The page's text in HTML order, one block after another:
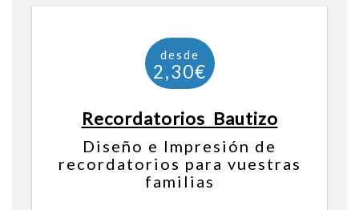
290€
Recordatorios Bautizo
Diseño e Impresión de
recordatorios para vuestras
familias